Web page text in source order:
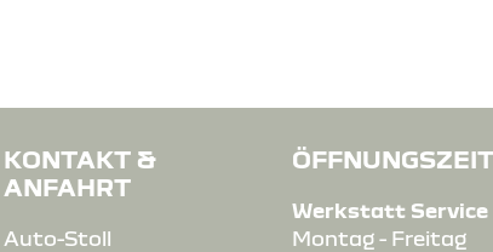
KONTAKT &
ANFAHRT
Auto-Stoll
Werkstatt Service
Montag - Freitag